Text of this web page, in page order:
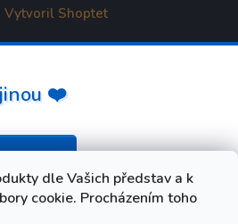
dle Vašich představ a k
cookie. Procházením toho
Vytvoril Shoptet
❤️